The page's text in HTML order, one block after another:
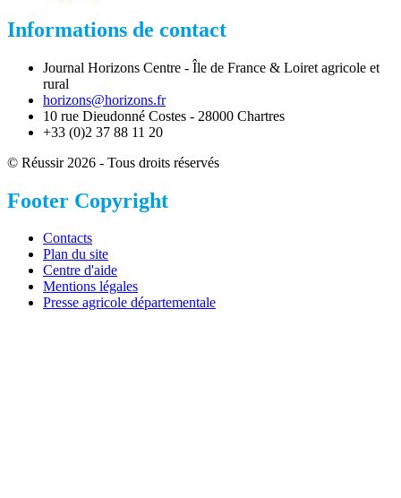
Informations de contact
Journal Horizons Centre - Île de France & Loiret agricole et
rural
horizons@horizons.fr
10 rue Dieudonné Costes - 28000 Chartres
+33 (0)2 37 88 11 20
© Réussir 2026 - Tous droits réservés
Footer Copyright
Contacts
Plan du site
Centre d'aide
Mentions légales
Presse agricole départementale